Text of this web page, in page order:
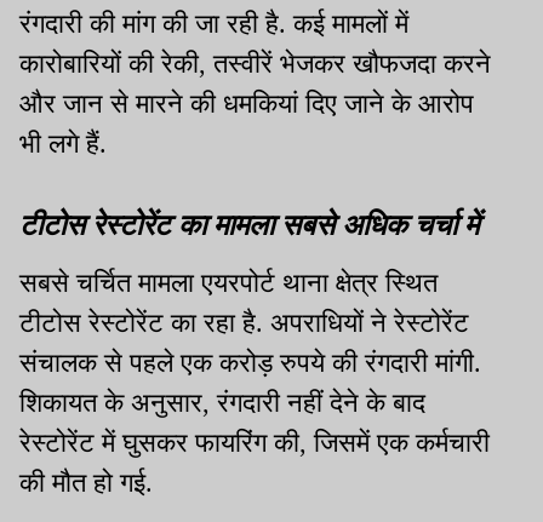
रंगदारी की मांग की जा रही है. कई मामलों में
कारोबारियों की रेकी, तस्वीरें भेजकर खौफजदा करने
और जान से मारने की धमकियां दिए जाने के आरोप
भी लगे हैं.
टीटोस रेस्टोरेंट का मामला सबसे अधिक चर्चा में
सबसे चर्चित मामला एयरपोर्ट थाना क्षेत्र स्थित
टीटोस रेस्टोरेंट का रहा है. अपराधियों ने रेस्टोरेंट
संचालक से पहले एक करोड़ रुपये की रंगदारी मांगी.
शिकायत के अनुसार, रंगदारी नहीं देने के बाद
रेस्टोरेंट में घुसकर फायरिंग की, जिसमें एक कर्मचारी
की मौत हो गई.